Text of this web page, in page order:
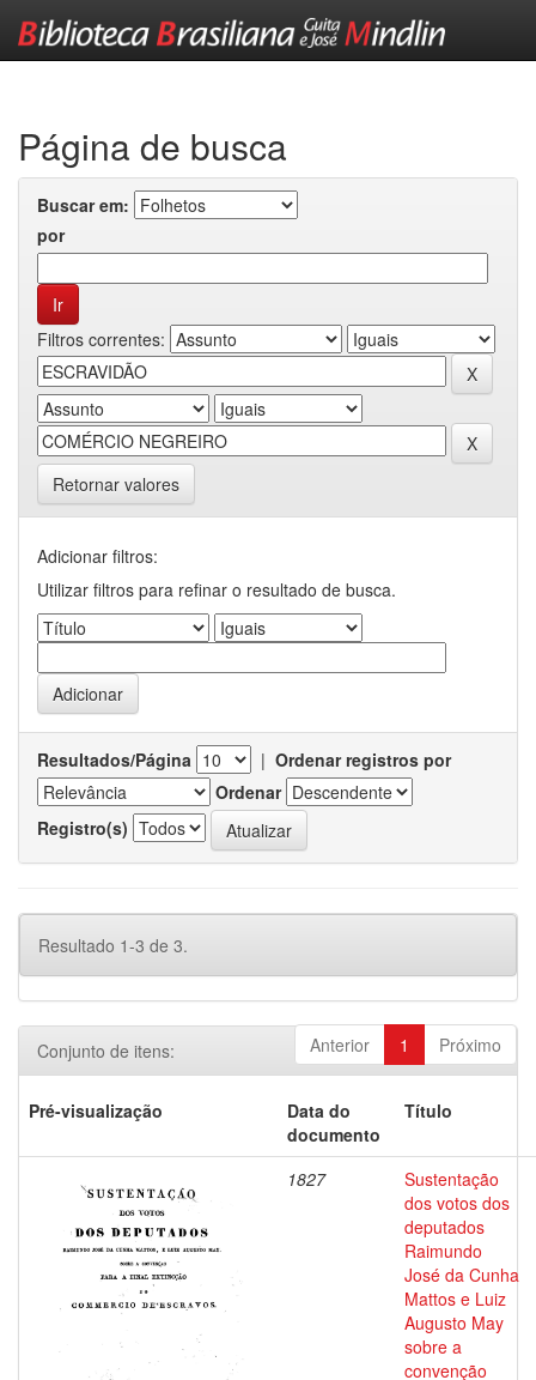
Página de busca
Buscar em:
por
Filtros correntes:
Retornar valores
Adicionar filtros:
Utilizar filtros para refinar o resultado de busca.
Resultados/Página | Ordenar registros por
Ordenar
Registro(s)
Resultado 1-3 de 3.
Anterior 1 Próximo
Conjunto de itens:
Pré-visualização
Data do
documento
Título
1827
Sustentação
dos votos dos
deputados
Raimundo
José da Cunha
Mattos e Luiz
Augusto May
sobre a
convenção